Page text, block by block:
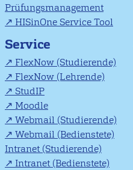
Prüfungsmanagement
HISinOne Service Tool
Service
FlexNow (Studierende)
FlexNow (Lehrende)
StudIP
Moodle
Webmail (Studierende)
Webmail (Bedienstete)
Intranet (Studierende)
Intranet (Bedienstete)